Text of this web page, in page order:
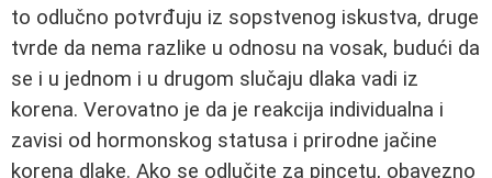
to odlučno potvrđuju iz sopstvenog iskustva, druge
tvrde da nema razlike u odnosu na vosak, budući da
se i u jednom i u drugom slučaju dlaka vadi iz
korena. Verovatno je da je reakcija individualna i
zavisi od hormonskog statusa i prirodne jačine
korena dlake. Ako se odlučite za pincetu, obavezno